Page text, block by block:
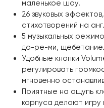
маленькое шоу.
26 звуковых
стихотворений на
5 музыкальных
до-ре-ми, щебетание.
Удобные кнопки
регулировать
мгновенно
Приятные на ощупь
корпуса делают